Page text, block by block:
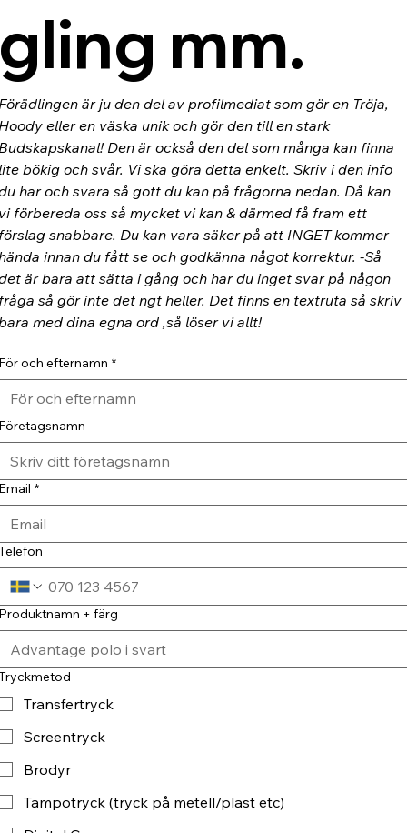
mm.
är ju den del av profilmediat som gör en Tröja,
eller en väska unik och gör den till en stark
Den är också den del som många kan finna
bökig och svår. Vi ska göra detta enkelt. Skriv i den info
har och svara så gott du kan på frågorna nedan. Då kan
förbereda oss så mycket vi kan & därmed få fram ett
snabbare. Du kan vara säker på att INGET kommer
innan du fått se och godkänna något korrektur. -Så
är bara att sätta i gång och har du inget svar på någon
så gör inte det ngt heller. Det finns en textruta så skriv
med dina egna ord ,så löser vi allt!
och efternamn *
*
+ färg
Transfertryck
Screentryck
Brodyr
Tampotryck (tryck på metell/plast etc)